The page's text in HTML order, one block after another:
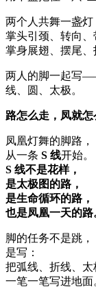
两个人共舞一盏灯
掌头引颈、转向、
掌身展翅、摆尾、
两人的脚一起写
线、圆、太极。
路怎么走，凤就怎
凤凰灯舞的脚路，
从一条 S 线开始。
S 线不是花样，
是太极图的路，
是生命循环的路，
也是凤凰一天的路
脚的任务不是跳，
是写：
把弧线、折线、太
一笔一笔写进地面